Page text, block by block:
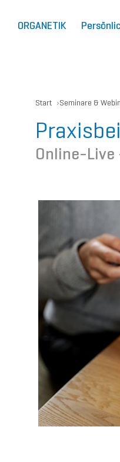
ORGANETIK
Start Seminare &
Online-Live